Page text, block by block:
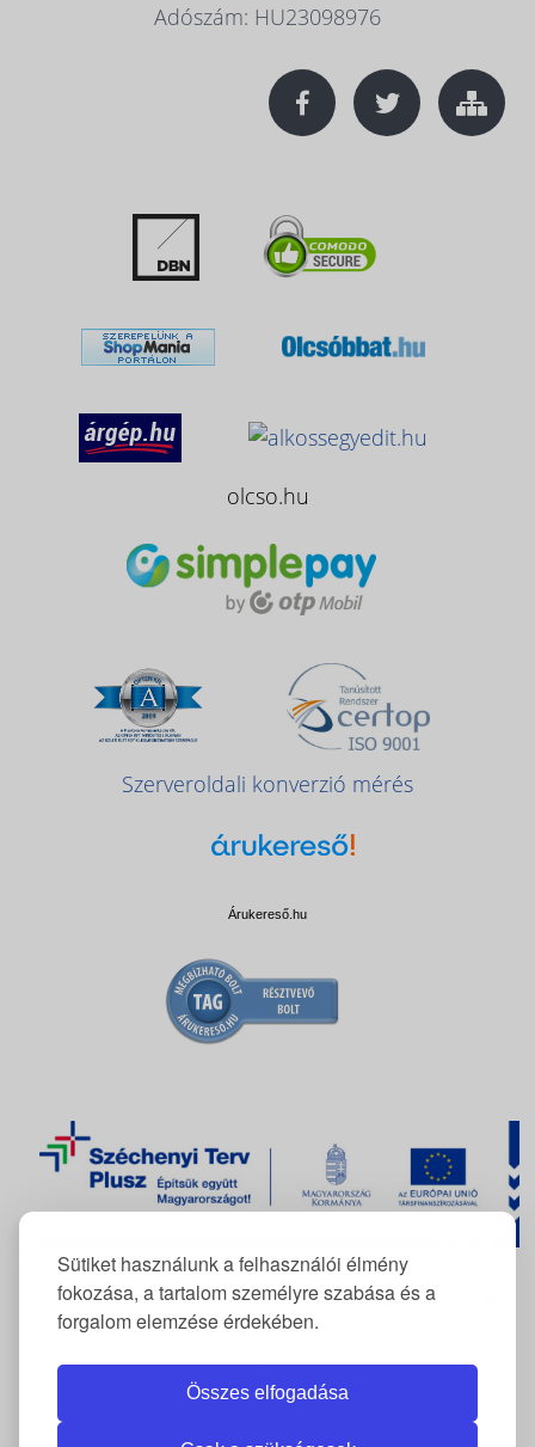
Sütiket használunk a felhasználói élmény
fokozása, a tartalom személyre szabása és a
forgalom elemzése érdekében.
Összes elfogadása
Adószám: HU23098976
olcso.hu
Szerveroldali konverzió mérés
Árukereső.hu
A FlexCom Kommunikációs Kft. azRRF-REP-10.10.1-24-2026-
11222azonosítószámú projekt keretében támogatásban